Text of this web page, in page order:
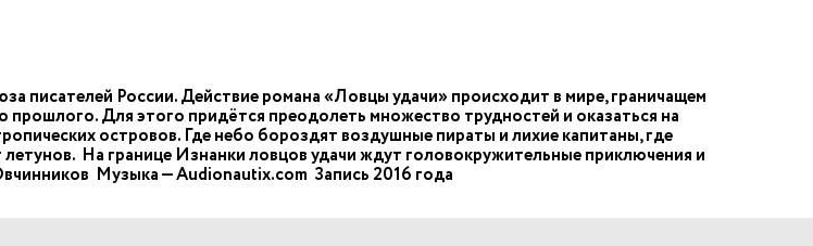
писателей России. Действие романа «Ловцы удачи» происходит в мире, граничащем
Для этого придётся преодолеть множество трудностей и оказаться на
островов. Где небо бороздят воздушные пираты и лихие капитаны, где
На границе Изнанки ловцов удачи ждут головокружительные приключения и
Музыка — Audionautix.com Запись 2016 года